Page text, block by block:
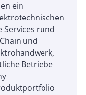
ein
Services rund
und
Betriebe